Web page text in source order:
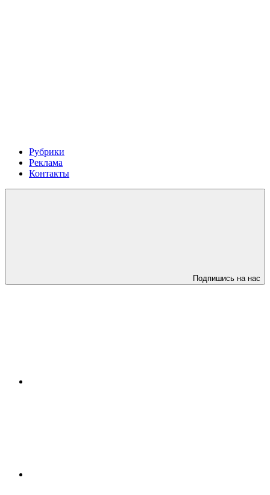
Рубрики
Реклама
Контакты
Подпишись на нас